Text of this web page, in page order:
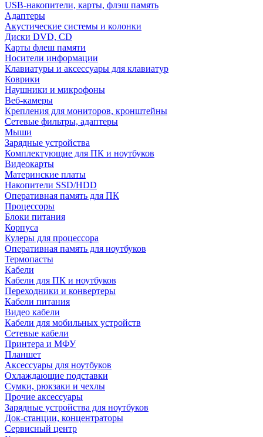
USB-накопители, карты, флэш память
Адаптеры
Акустические системы и колонки
Диски DVD, CD
Карты флеш памяти
Носители информации
Клавиатуры и аксессуары для клавиатур
Коврики
Наушники и микрофоны
Веб-камеры
Крепления для мониторов, кронштейны
Сетевые фильтры, адаптеры
Мыши
Зарядные устройства
Комплектующие для ПК и ноутбуков
Видеокарты
Материнские платы
Накопители SSD/HDD
Оперативная память для ПК
Процессоры
Блоки питания
Корпуса
Кулеры для процессора
Оперативная память для ноутбуков
Термопасты
Кабели
Кабели для ПК и ноутбуков
Переходники и конвертеры
Кабели питания
Видео кабели
Кабели для мобильных устройств
Сетевые кабели
Принтера и МФУ
Планшет
Аксессуары для ноутбуков
Охлаждающие подставки
Сумки, рюкзаки и чехлы
Прочие аксессуары
Зарядные устройства для ноутбуков
Док-станции, концентраторы
Сервисный центр